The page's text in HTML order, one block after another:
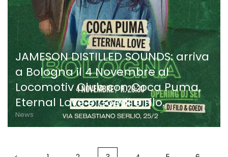
JAMESON DISTILLED SOUNDS: arriva
a Bologna il 4 Novembre al
Locomotiv Club con Coca Puma,
Eternal Love e Goedi e Filo.
News